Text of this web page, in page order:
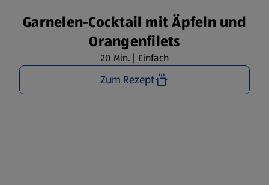
Garnelen-Cocktail mit Äpfeln und
Orangenfilets
20 Min. | Einfach
Zum Rezept